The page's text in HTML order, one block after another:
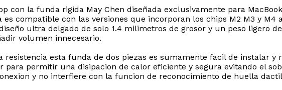
con la funda rigida May Chen diseñada exclusivamente para
es compatible con las versiones que incorporan los chips M2 M3 y
ultra delgado de solo 1.4 milimetros de grosor y un peso ligero
volumen innecesario.
resistencia esta funda de dos piezas es sumamente facil de instalar
para permitir una disipacion de calor eficiente y segura evitando el
y no interfiere con la funcion de reconocimiento de huella